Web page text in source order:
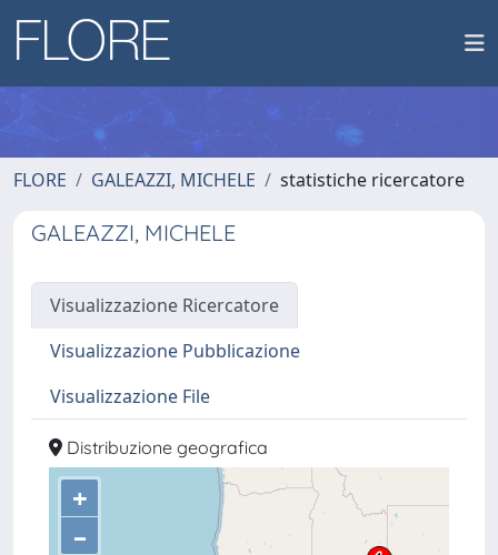
FLORE GALEAZZI, MICHELE statistiche ricercatore
GALEAZZI, MICHELE
Visualizzazione Ricercatore
Visualizzazione Pubblicazione
Visualizzazione File
Distribuzione geografica
+
–